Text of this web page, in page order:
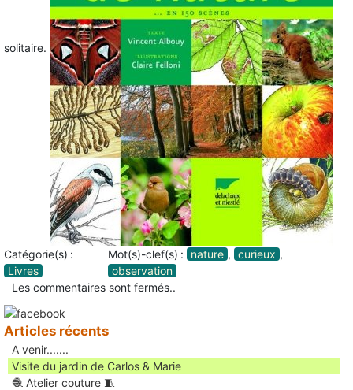
solitaire.
Catégorie(s) :
Livres
Mot(s)-clef(s) : nature , curieux ,
observation
Les commentaires sont fermés..
Articles récents
A venir.......
Visite du jardin de Carlos & Marie
🧶 Atelier couture 🧵